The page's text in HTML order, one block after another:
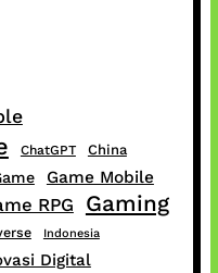
ChatGPT China
Game Mobile
RPG Gaming
Indonesia
Digital